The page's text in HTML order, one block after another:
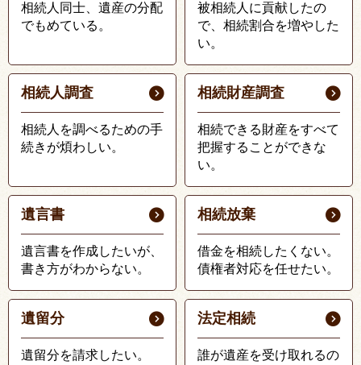
相続人同士、遺産の分配
でもめている。
被相続人に貢献したの
で、相続割合を増やした
い。
相続人調査
相続人を調べるための手
続きが煩わしい。
相続財産調査
相続できる財産をすべて
把握することができな
い。
遺言書
遺言書を作成したいが、
書き方がわからない。
相続放棄
借金を相続したくない。
債権者対応を任せたい。
遺留分
遺留分を請求したい。
法定相続
誰が遺産を受け取れるの